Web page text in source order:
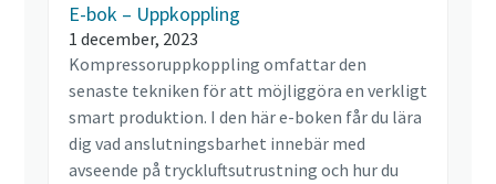
E-bok – Uppkoppling
1 december, 2023
Kompressoruppkoppling omfattar den
senaste tekniken för att möjliggöra en verkligt
smart produktion. I den här e-boken får du lära
dig vad anslutningsbarhet innebär med
avseende på tryckluftsutrustning och hur du